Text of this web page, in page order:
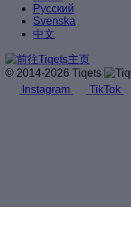
Русский
Svenska
中文
© 2014-2026 Tiqets
Instagram
TikTok